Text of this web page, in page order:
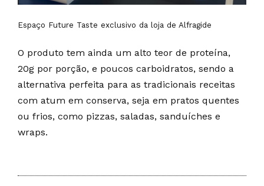
Espaço Future Taste exclusivo da loja de Alfragide
O produto tem ainda um alto teor de proteína,
20g por porção, e poucos carboidratos, sendo a
alternativa perfeita para as tradicionais receitas
com atum em conserva, seja em pratos quentes
ou frios, como pizzas, saladas, sanduíches e
wraps.